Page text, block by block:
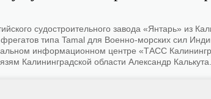
судостроительного завода «Янтарь» из
типа Tamal для Военно-морских сил
информационном центре «ТАСС
Калининградской области Александр Калькута.